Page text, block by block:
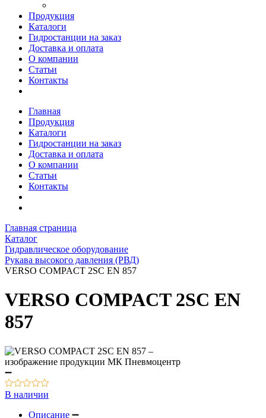
Продукция
Каталоги
Гидростанции на заказ
Доставка и оплата
О компании
Статьи
Контакты
Главная
Продукция
Каталоги
Гидростанции на заказ
Доставка и оплата
О компании
Статьи
Контакты
Главная страница
Каталог
Гидравлическое оборудование
Рукава высокого давления (РВД)
VERSO COMPACT 2SС EN 857
VERSO COMPACT 2SС EN
857
В наличии
Описание